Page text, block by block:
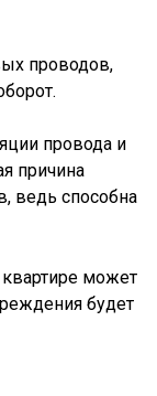
проводов,
провода и
причина
ведь способна
может
будет